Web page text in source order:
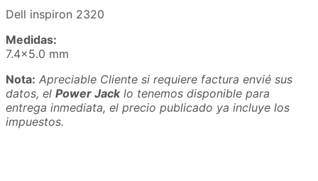
Dell inspiron 2320
Medidas:
7.4×5.0 mm
Nota: Apreciable Cliente si requiere factura envié sus
datos, el Power Jacklo tenemos disponible para
entrega inmediata, el precio publicado ya incluye los
impuestos.